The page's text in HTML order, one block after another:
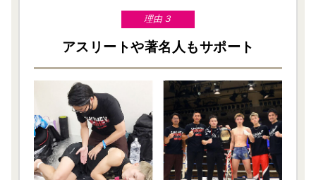
理由３
アスリートや著名人もサポート